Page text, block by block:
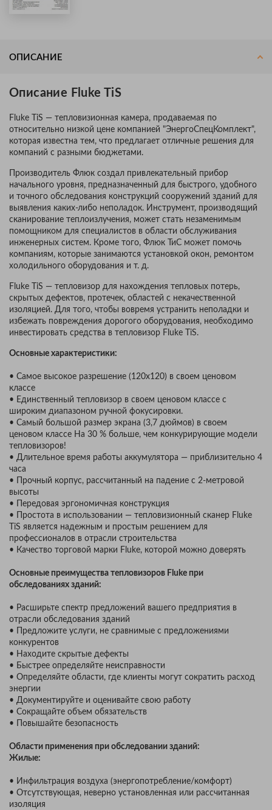
ОПИСАНИЕ
Описание Fluke TiS
Fluke TiS — тепловизионная камера, продаваемая по
относительно низкой цене компанией "ЭнергоСпецКомплект",
которая известна тем, что предлагает отличные решения для
компаний с разными бюджетами.
Производитель Флюк создал привлекательный прибор
начального уровня, предназначенный для быстрого, удобного
и точного обследования конструкций сооружений зданий для
выявления каких-либо неполадок. Инструмент, производящий
сканирование теплоизлучения, может стать незаменимым
помощником для специалистов в области обслуживания
инженерных систем. Кроме того, Флюк ТиС может помочь
компаниям, которые занимаются установкой окон, ремонтом
холодильного оборудования и т. д.
Fluke TiS — тепловизор для нахождения тепловых потерь,
скрытых дефектов, протечек, областей с некачественной
изоляцией. Для того, чтобы вовремя устранить неполадки и
избежать повреждения дорогого оборудования, необходимо
инвестировать средства в тепловизор Fluke TiS.
Основные характеристики:
• Самое высокое разрешение (120x120) в своем ценовом
классе
• Единственный тепловизор в своем ценовом классе с
широким диапазоном ручной фокусировки.
• Самый большой размер экрана (3,7 дюймов) в своем
ценовом классе На 30 % больше, чем конкурирующие модели
тепловизоров!
• Длительное время работы аккумулятора — приблизительно 4
часа
• Прочный корпус, рассчитанный на падение с 2-метровой
высоты
• Передовая эргономичная конструкция
• Простота в использовании — тепловизионный сканер Fluke
TiS является надежным и простым решением для
профессионалов в отрасли строительства
• Качество торговой марки Fluke, которой можно доверять
Основные преимущества тепловизоров Fluke при
обследованиях зданий:
• Расширьте спектр предложений вашего предприятия в
отрасли обследования зданий
• Предложите услуги, не сравнимые с предложениями
конкурентов
• Находите скрытые дефекты
• Быстрее определяйте неисправности
• Определяйте области, где клиенты могут сократить расход
энергии
• Документируйте и оценивайте свою работу
• Сокращайте объем обязательств
• Повышайте безопасность
Области применения при обследовании зданий:
Жилые:
• Инфильтрация воздуха (энергопотребление/комфорт)
• Отсутствующая, неверно установленная или рассчитанная
изоляция